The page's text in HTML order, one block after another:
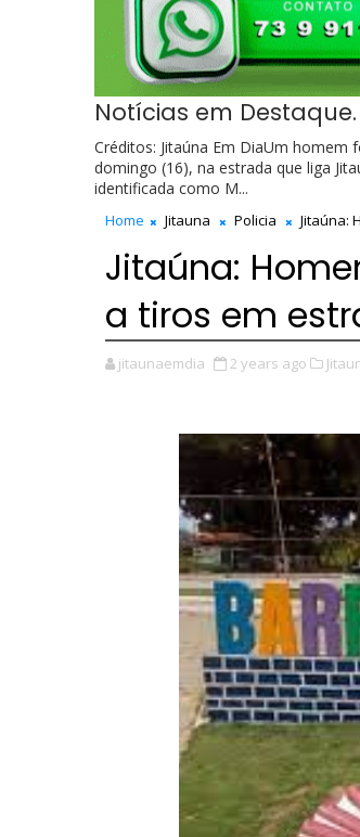
Notícias em Destaque.
Créditos: Jitaúna Em DiaUm
domingo (16), na estrada que liga
identificada como M...
Home Jitauna Policia Jitaúna:
Jitaúna:
a tiros em
jitaunaemdia 2 years ago